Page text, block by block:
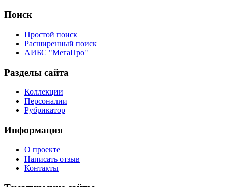
Поиск
Простой поиск
Расширенный поиск
АИБС "МегаПро"
Разделы сайта
Коллекции
Персоналии
Рубрикатор
Информация
О проекте
Написать отзыв
Контакты